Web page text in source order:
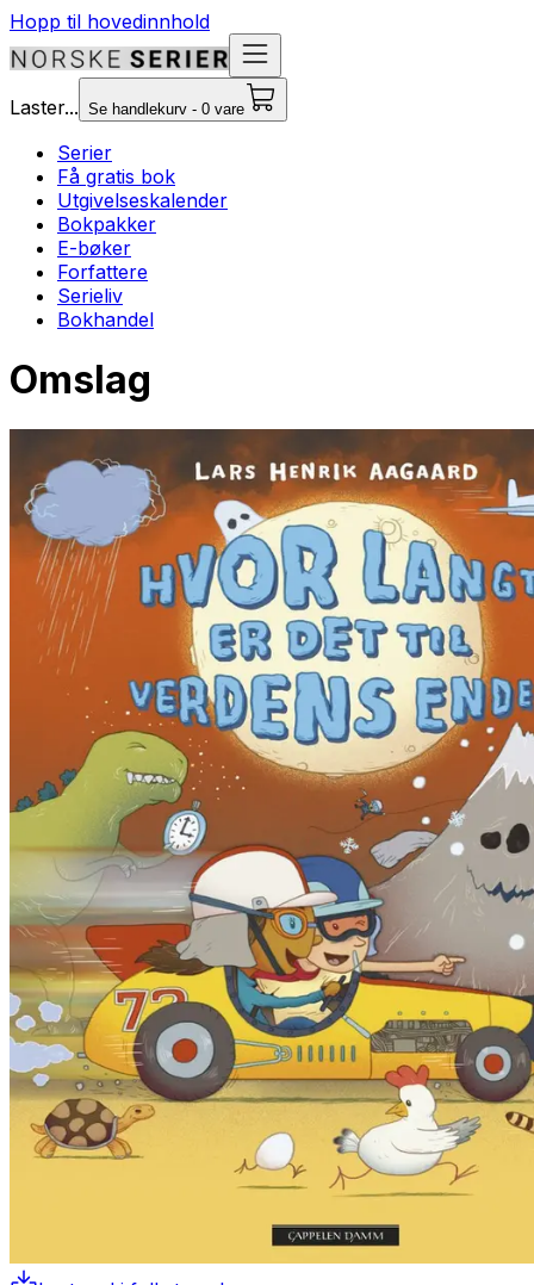
Hopp til hovedinnhold
Laster... Se handlekurv - 0 vare
Serier
Få gratis bok
Utgivelseskalender
Bokpakker
E-bøker
Forfattere
Serieliv
Bokhandel
Omslag